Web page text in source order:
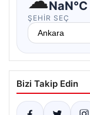
NaN°C
ŞEHIR SEÇ
Bizi Takip Edin